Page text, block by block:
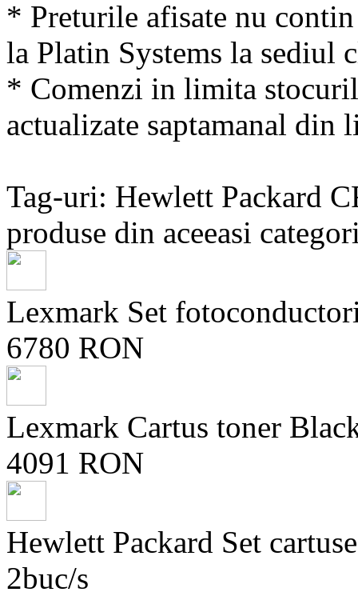
* Preturile afisate nu
la Platin Systems la sediul
* Comenzi in limita
actualizate saptamanal
Tag-uri: Hewlett Packard
produse din aceeasi
Lexmark Set
6780 RON
Lexmark Cartus toner
4091 RON
Hewlett Packard Set
2buc/s